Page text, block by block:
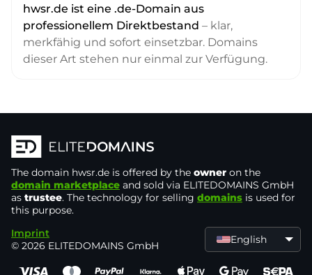
hwsr.de ist eine .de-Domain aus
professionellem Direktbestand – klar,
merkfähig und sofort einsetzbar. Domains
dieser Art stehen nur einmal zur Verfügung.
The domain hwsr.de is offered by the owner on the
domain marketplace and sold via ELITEDOMAINS GmbH
as trustee. The technology for selling domains is used for
this purpose.
Imprint
© 2026 ELITEDOMAINS GmbH
English